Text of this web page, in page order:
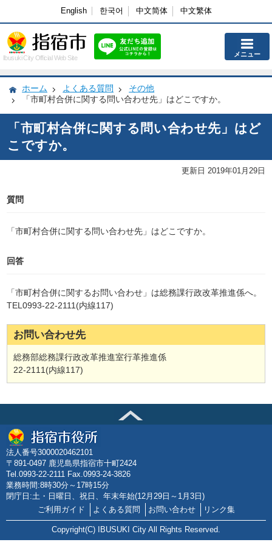
English 한국어 中文简体 中文繁体
Ibusuki City Official Web Site メニュー
ホーム よくある質問
その他
「市町村合併に関する問い合わせ先」はどこですか。
「市町村合併に関する問い合わせ先」はど
こですか。
更新日 2019年01月29日
質問
「市町村合併に関する問い合わせ先」はどこですか。
回答
「市町村合併に関するお問い合わせ」は総務課行政改革推進係へ。
TEL0993-22-2111(内線117)
お問い合わせ先
総務部総務課行政改革推進室行革推進係
22-2111(内線117)
法人番号3000020462101
〒891-0497 鹿児島県指宿市十町2424
Tel.0993-22-2111 Fax.0993-24-3826
業務時間:8時30分～17時15分
閉庁日:土・日曜日、祝日、年末年始(12月29日～1月3日)
ご利用ガイド
よくある質問 お問い合わせ リンク集
Copyright(C) IBUSUKI City All Rights Reserved.